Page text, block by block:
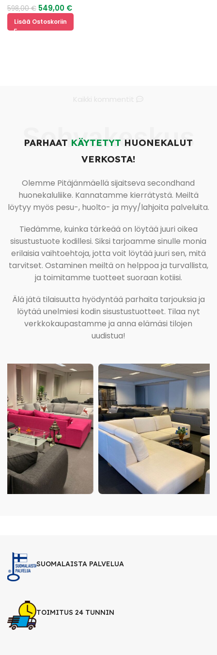
598,00€ 549,00 €
Lisää Ostoskoriin
Sohvakeskus
PARHAAT KÄYTETYT HUONEKALUT
VERKOSTA!
Olemme Pitäjänmäellä sijaitseva secondhand
huonekaluliike. Kannatamme kierrätystä. Meiltä
löytyy myös pesu-, huolto- ja myy/lahjoita palveluita.
Tiedämme, kuinka tärkeää on löytää juuri oikea
sisustustuote kodillesi. Siksi tarjoamme sinulle monia
erilaisia vaihtoehtoja, jotta voit löytää juuri sen, mitä
tarvitset. Ostaminen meiltä on helppoa ja turvallista,
ja toimitamme tuotteet suoraan kotiisi.
Älä jätä tilaisuutta hyödyntää parhaita tarjouksia ja
löytää unelmiesi kodin sisustustuotteet. Tilaa nyt
verkkokaupastamme ja anna elämäsi tilojen
uudistua!
SUOMALAISTA PALVELUA
TOIMITUS 24 TUNNIN